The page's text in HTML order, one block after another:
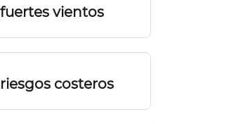
vientos
costeros